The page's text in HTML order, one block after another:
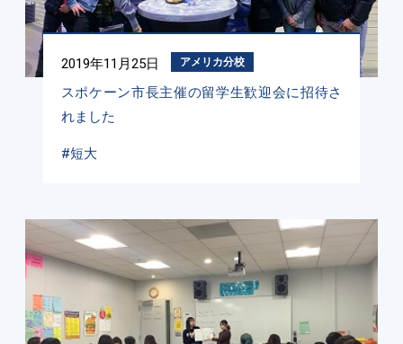
2019年11月25日 アメリカ分校
スポケーン市長主催の留学生歓迎会に招待さ
れました
#短大